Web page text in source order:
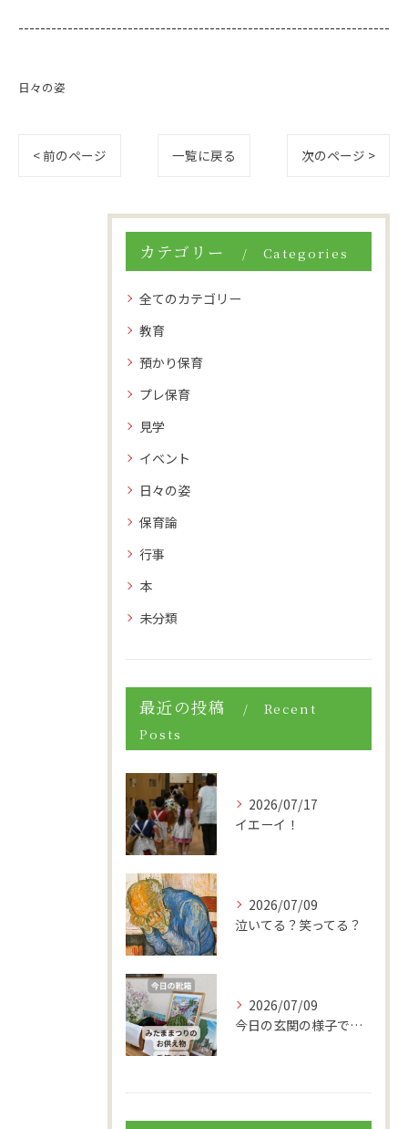
--------------------------------------------------------------------
日々の姿
< 前のページ 一覧に戻る 次のページ >
カテゴリー Categories
全てのカテゴリー
教育
預かり保育
プレ保育
見学
イベント
日々の姿
保育論
行事
本
未分類
最近の投稿
Recent
Posts
2026/07/17
イエーイ！
2026/07/09
泣いてる？笑ってる？
2026/07/09
今日の玄関の様子です。